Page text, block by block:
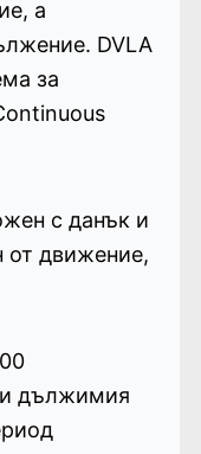
а
DVLA
за
с данък и
от движение,
дължимия